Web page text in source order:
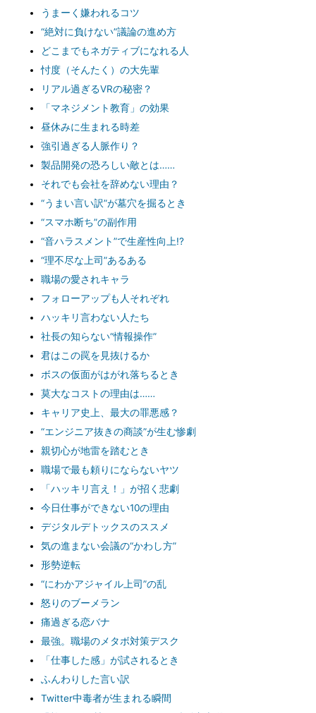
うまーく嫌われるコツ
“絶対に負けない”議論の進め方
どこまでもネガティブになれる人
忖度（そんたく）の大先輩
リアル過ぎるVRの秘密？
「マネジメント教育」の効果
昼休みに生まれる時差
強引過ぎる人脈作り？
製品開発の恐ろしい敵とは……
それでも会社を辞めない理由？
“うまい言い訳”が墓穴を掘るとき
“スマホ断ち”の副作用
“音ハラスメント”で生産性向上!?
“理不尽な上司”あるある
職場の愛されキャラ
フォローアップも人それぞれ
ハッキリ言わない人たち
社長の知らない“情報操作”
君はこの罠を見抜けるか
ボスの仮面がはがれ落ちるとき
莫大なコストの理由は……
キャリア史上、最大の罪悪感？
“エンジニア抜きの商談”が生む惨劇
親切心が地雷を踏むとき
職場で最も頼りにならないヤツ
「ハッキリ言え！」が招く悲劇
今日仕事ができない10の理由
デジタルデトックスのススメ
気の進まない会議の“かわし方”
形勢逆転
“にわかアジャイル上司”の乱
怒りのブーメラン
痛過ぎる恋バナ
最強。職場のメタボ対策デスク
「仕事した感」が試されるとき
ふんわりした言い訳
Twitter中毒者が生まれる瞬間